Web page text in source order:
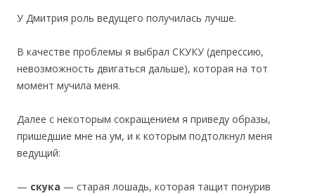
У Дмитрия роль ведущего получилась лучше.
В качестве проблемы я выбрал СКУКУ (депрессию,
невозможность двигаться дальше), которая на тот
момент мучила меня.
Далее с некоторым сокращением я приведу образы,
пришедшие мне на ум, и к которым подтолкнул меня
ведущий:
— скука — старая лошадь, которая тащит понурив